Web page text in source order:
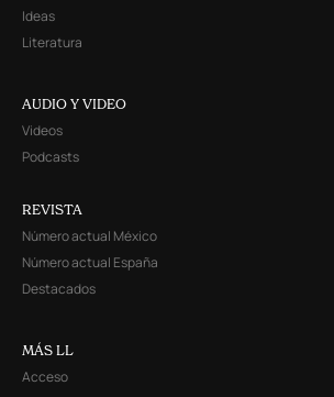
Ideas
Literatura
AUDIO Y VIDEO
Videos
Podcasts
REVISTA
Número actual México
Número actual España
Destacados
MÁS LL
Acceso